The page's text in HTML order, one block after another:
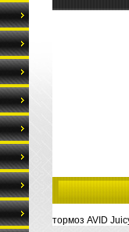
тормоз AVID